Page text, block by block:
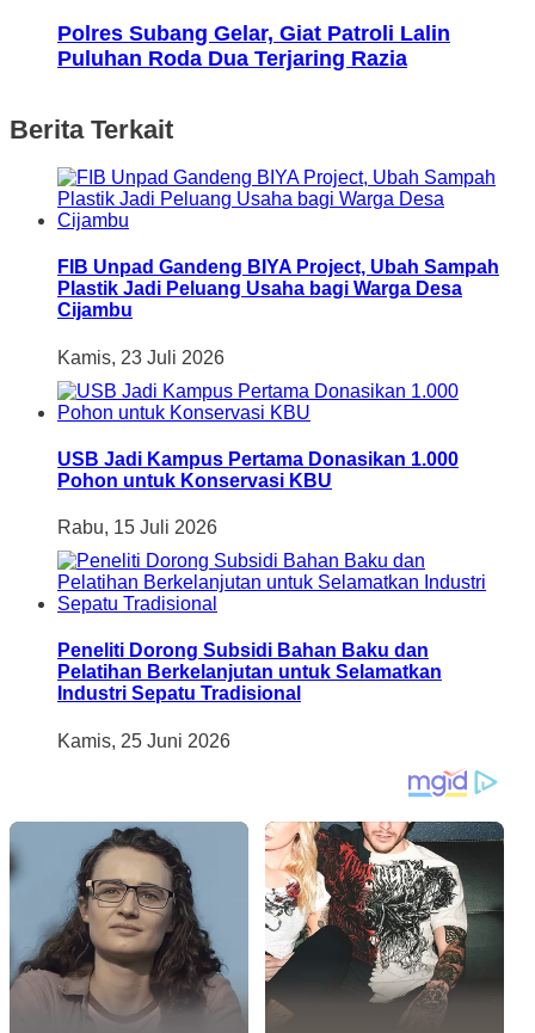
Polres Subang Gelar, Giat Patroli Lalin
Puluhan Roda Dua Terjaring Razia
Berita Terkait
FIB Unpad Gandeng BIYA Project, Ubah Sampah
Plastik Jadi Peluang Usaha bagi Warga Desa
Cijambu
Kamis, 23 Juli 2026
USB Jadi Kampus Pertama Donasikan 1.000
Pohon untuk Konservasi KBU
Rabu, 15 Juli 2026
Peneliti Dorong Subsidi Bahan Baku dan
Pelatihan Berkelanjutan untuk Selamatkan
Industri Sepatu Tradisional
Kamis, 25 Juni 2026